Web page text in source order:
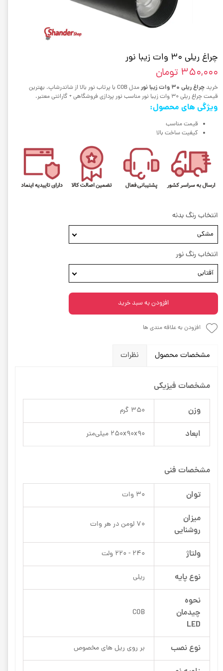
چراغ ریلی 30 وات زیبا نور
۳۵۰,۰۰۰ تومان
خریدچراغ ریلی 30 وات زیبا نور
مدل COB با پرتاب نور بالا از شاندرشاپ. بهترین
قیمت چراغ ریلی 30 وات زیبا نور مناسب نور پردازی فروشگاهی + گارانتی معتبر.
ویژگی های محصول:
قیمت مناسب
کیفیت ساخت بالا
انتخاب رنگ بدنه
مشکی
انتخاب رنگ نور
آفتابی
افزودن به سبد خرید
افزودن به علاقه مندی ها
مشخصات محصول نظرات
مشخصات فیزیکی
وزن 350 گرم
ابعاد 250x90x90 میلی‌متر
مشخصات فنی
توان 30 وات
میزان
روشنایی
70 لومن در هر وات
ولتاژ 240 - 220 ولت
نوع پایه ریلی
نحوه
چیدمان
LED
COB
نوع نصب بر روی ریل های مخصوص